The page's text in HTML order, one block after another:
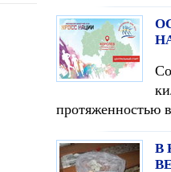
протяженностью
В